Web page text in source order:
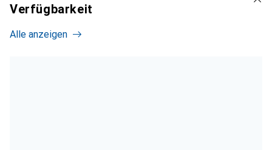
Verfügbarkeit
Alle anzeigen